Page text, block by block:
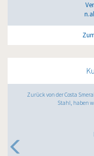
Zurück von der Costa
Stahl, haben